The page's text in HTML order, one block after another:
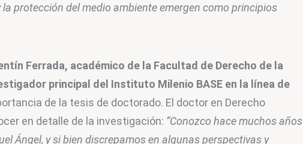
protección del medio ambiente emergen como principios
Ferrada, académico de la Facultad de Derecho de la
principal del Instituto Milenio BASE en la línea de
de la tesis de doctorado. El doctor en Derecho
en detalle de la investigación: “Conozco hace muchos años
Ángel, y si bien discrepamos en algunas perspectivas y